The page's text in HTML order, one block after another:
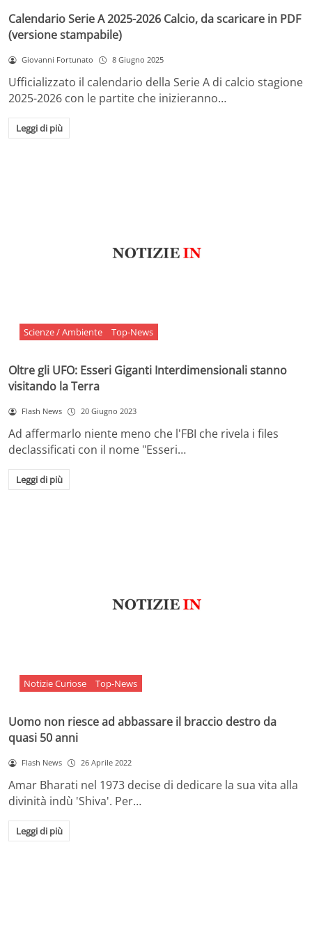
Calendario Serie A 2025-2026 Calcio, da scaricare in PDF
(versione stampabile)
Giovanni Fortunato 8 Giugno 2025
Ufficializzato il calendario della Serie A di calcio stagione
2025-2026 con le partite che inizieranno…
Leggi di più
Scienze / Ambiente Top-News
Oltre gli UFO: Esseri Giganti Interdimensionali stanno
visitando la Terra
Flash News 20 Giugno 2023
Ad affermarlo niente meno che l'FBI che rivela i files
declassificati con il nome "Esseri…
Leggi di più
Notizie Curiose Top-News
Uomo non riesce ad abbassare il braccio destro da
quasi 50 anni
Flash News 26 Aprile 2022
Amar Bharati nel 1973 decise di dedicare la sua vita alla
divinità indù 'Shiva'. Per…
Leggi di più